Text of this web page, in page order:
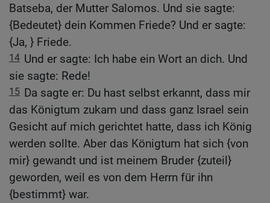
Batseba, der Mutter Salomos. Und sie sagte:
{Bedeutet} dein Kommen Friede? Und er sagte:
{Ja, } Friede.
14 Und er sagte: Ich habe ein Wort an dich. Und
sie sagte: Rede!
15 Da sagte er: Du hast selbst erkannt, dass mir
das Königtum zukam und dass ganz Israel sein
Gesicht auf mich gerichtet hatte, dass ich König
werden sollte. Aber das Königtum hat sich {von
mir} gewandt und ist meinem Bruder {zuteil}
geworden, weil es von dem Herrn für ihn
{bestimmt} war.